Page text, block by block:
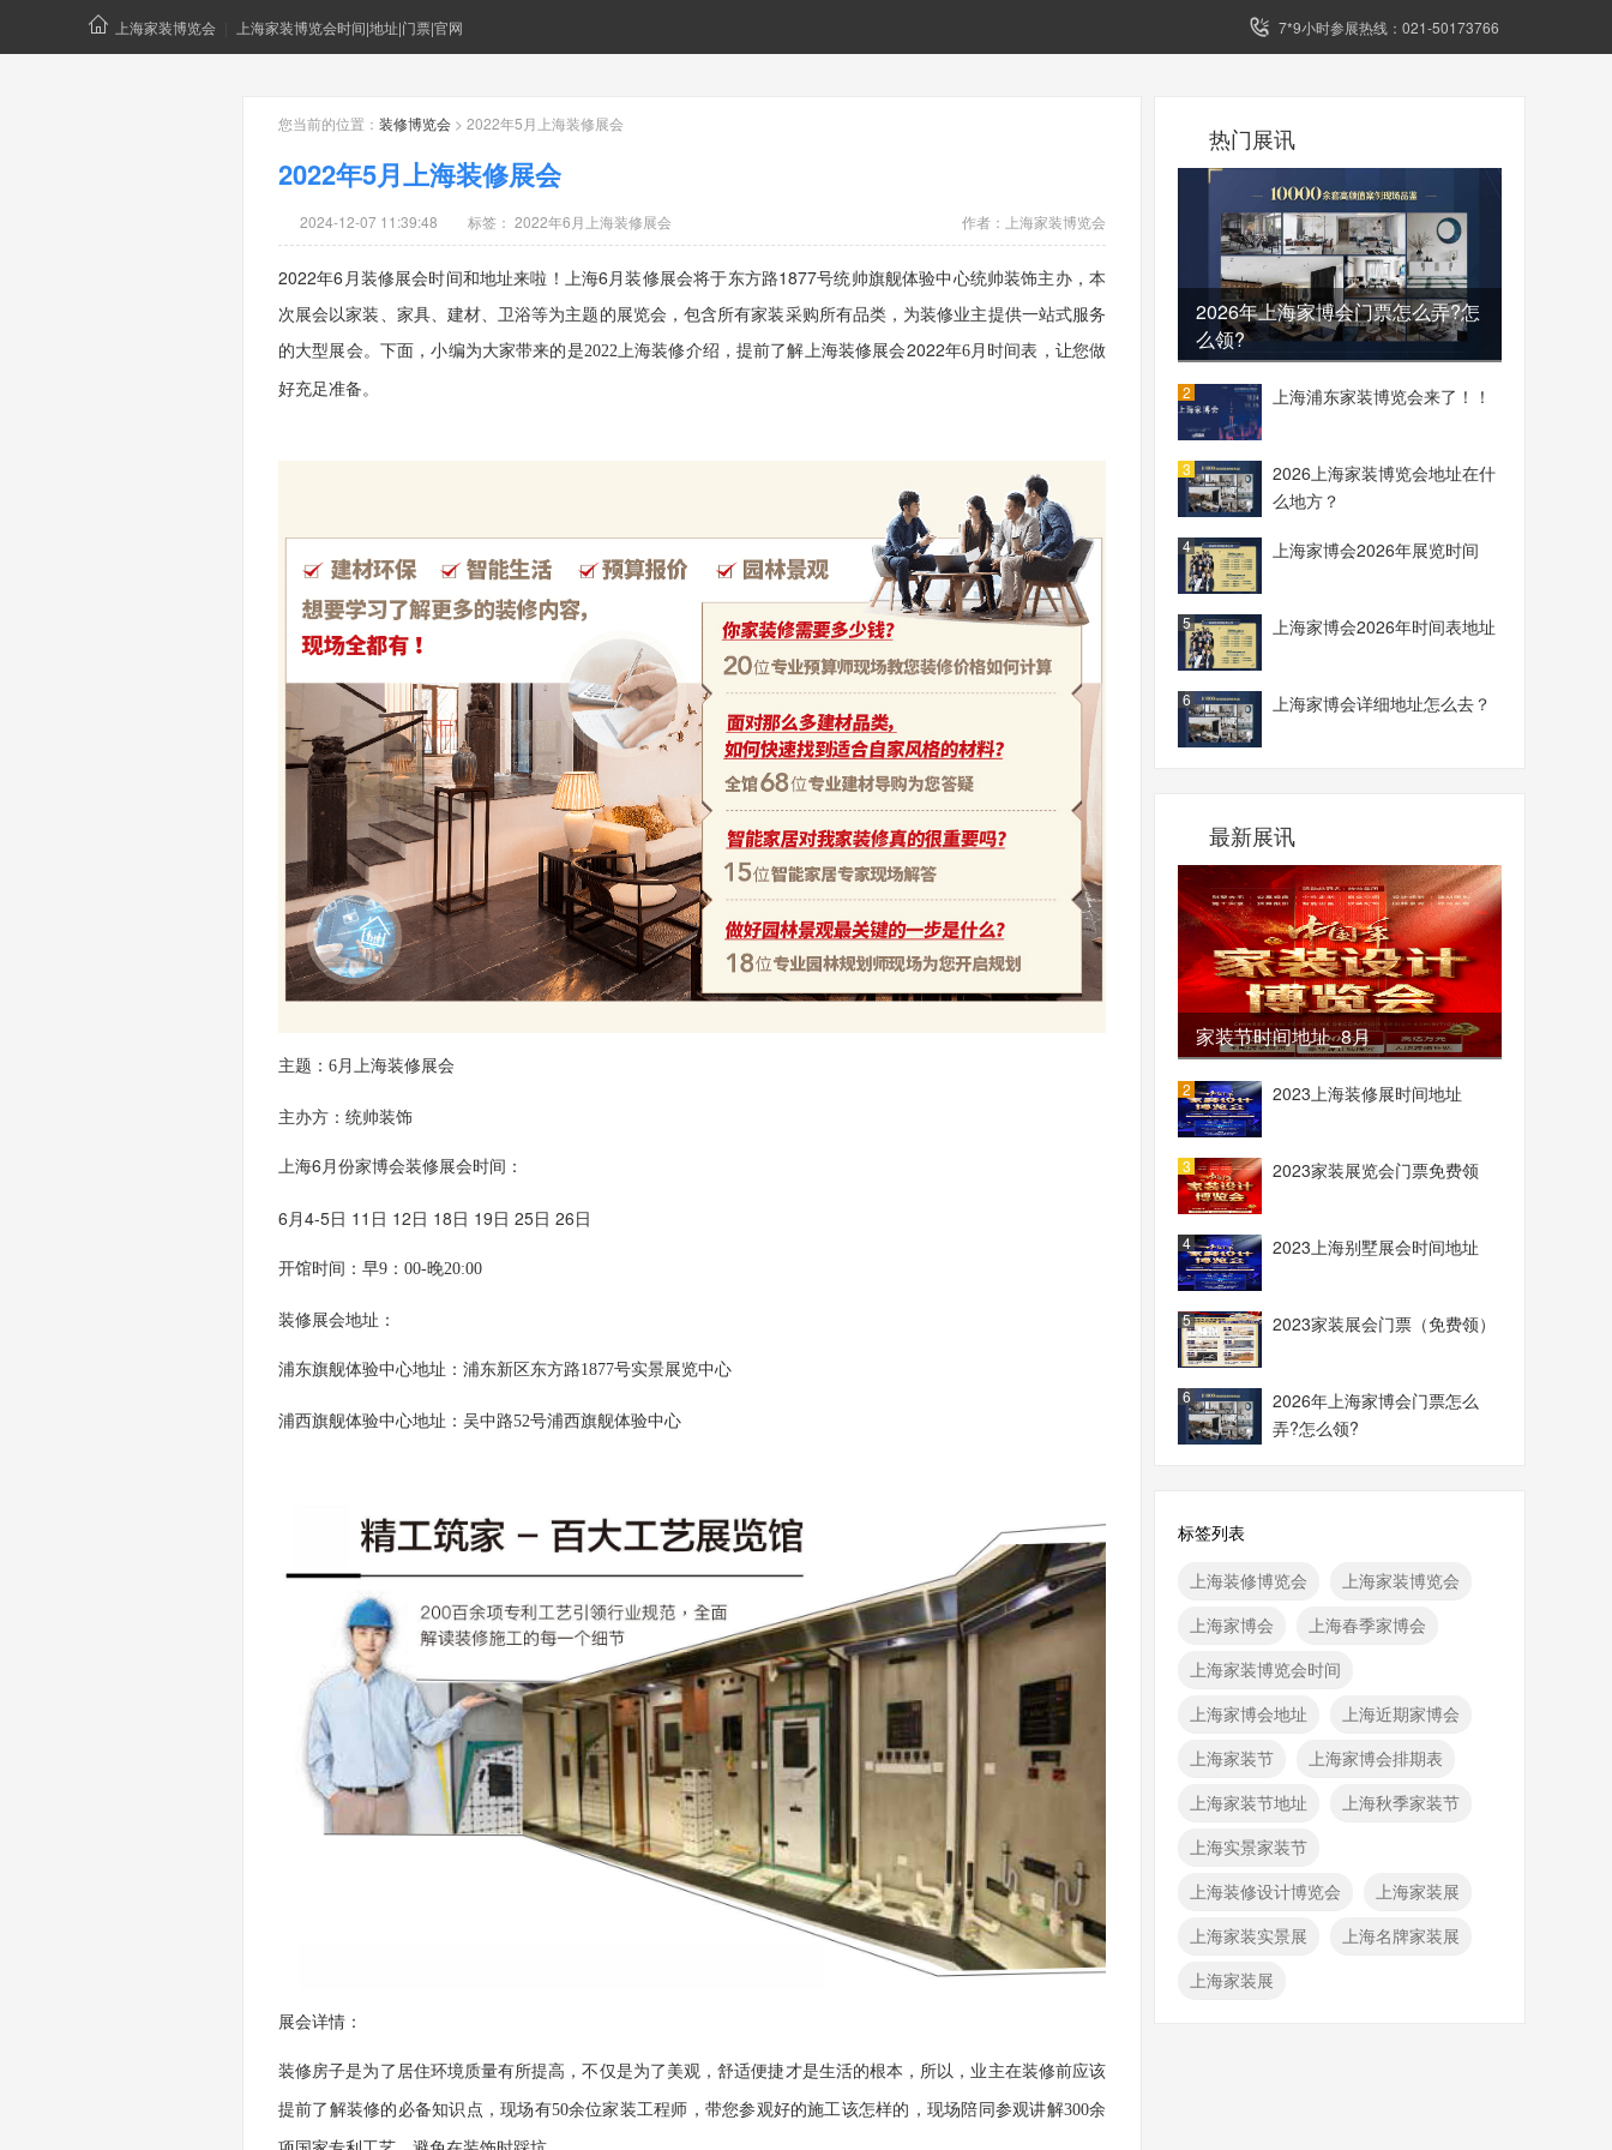
上海家装博览会 上海家装博览会时间|地址|门票|官网 7*9小时参展热线：021-50173766
您当前的位置： 装修博览会 > 2022年5月上海装修展会
2022年5月上海装修展会
2024-12-07 11:39:48 标签： 2022年6月上海装修展会 作者： 上海家装博览会
2022年6月装修展会时间和地址来啦！上海6月装修展会将于东方路1877号统帅旗舰体验中心统帅装饰主办，本
次展会以家装、家具、建材、卫浴等为主题的展览会，包含所有家装采购所有品类，为装修业主提供一站式服务
的大型展会。下面，小编为大家带来的是2022上海装修介绍，提前了解上海装修展会2022年6月 时间表，让您做
好充足准备。
主题： 6月上海装修展会
主办方：统帅装饰
上海6月份家博会装修展会时间 ：
6月4-5日 11日 12日 18日 19日 25日 26日
开馆时间：早9：00-晚20:00
装修展会地址：
浦东旗舰体验中心地址 ：浦东新区东方路1877号实景展览中心
浦西旗舰体验中心地址：吴中路52号浦西旗舰体验中心
展会详情：
装修房子是为了居住环境质量有所提高，不仅是为了美观，舒适便捷才是生活的根本，所以，业主在装修前应该
提前了解装修的必备知识点，现场有50余位家装工程师，带您参观好的施工该怎样的，现场陪同参观讲解300余
热门展讯
2026年上海家博会门票怎么弄?怎
么领?
上海浦东家装博览会来了！！
2
2026上海家装博览会地址在什
么地方？
3
上海家博会2026年展览时间
4
上海家博会2026年时间表地址
5
上海家博会详细地址怎么去？
6
最新展讯
家装节时间地址_8月
2023上海装修展时间地址
2
2023家装展览会门票免费领
3
2023上海别墅展会时间地址
4
2023家装展会门票（免费领）
5
2026年上海家博会门票怎么
弄?怎么领?
6
标签列表
上海装修博览会
上海家装博览会
上海家博会
上海春季家博会
上海家装博览会时间
上海家博会地址
上海近期家博会
上海家装节
上海家博会排期表
上海家装节地址
上海秋季家装节
上海实景家装节
上海装修设计博览会
上海家装展
上海家装实景展
上海名牌家装展
上海家装展